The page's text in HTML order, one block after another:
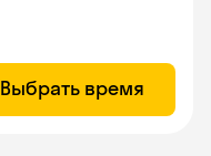
Выбрать время